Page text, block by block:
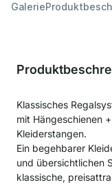
Galerie
Klassisches
mit Hängeschienen
Kleiderstangen.
Ein begehbarer
und übersichtlichen
klassische,